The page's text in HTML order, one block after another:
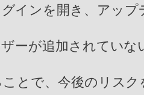
インを開き、アッ
ーが追加されていな
とで、今後のリスク